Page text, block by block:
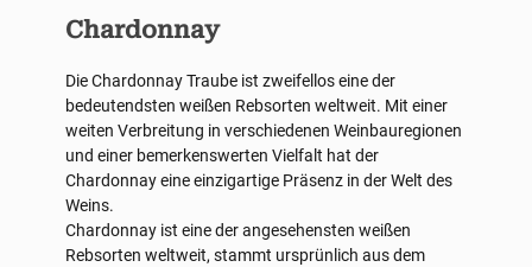
Chardonnay
Die Chardonnay Traube ist zweifellos eine der
bedeutendsten weißen Rebsorten weltweit. Mit einer
weiten Verbreitung in verschiedenen Weinbauregionen
und einer bemerkenswerten Vielfalt hat der
Chardonnay eine einzigartige Präsenz in der Welt des
Weins.
Chardonnay ist eine der angesehensten weißen
Rebsorten weltweit, stammt ursprünlich aus dem